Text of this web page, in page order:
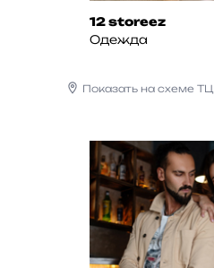
12 storeez
Одежда
Показать на схеме ТЦ